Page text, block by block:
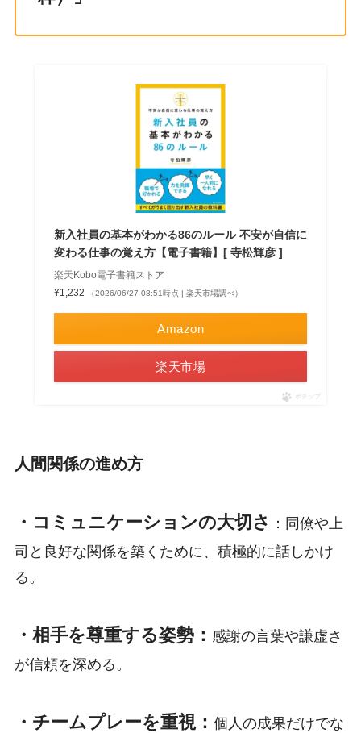
新入社員の基本がわかる86のルール 不安が自信に
変わる仕事の覚え方【電子書籍】[ 寺松輝彦 ]
楽天Kobo電子書籍ストア
¥1,232
（2026/06/27 08:51時点 | 楽天市場調べ）
Amazon
楽天市場
ポチップ
人間関係の進め方
・コミュニケーションの大切さ ：同僚や上
司と良好な関係を築くために、積極的に話しかけ
る。
・相手を尊重する姿勢： 感謝の言葉や謙虚さ
が信頼を深める。
・チームプレーを重視： 個人の成果だけでな